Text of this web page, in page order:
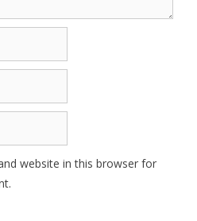
website in this browser for